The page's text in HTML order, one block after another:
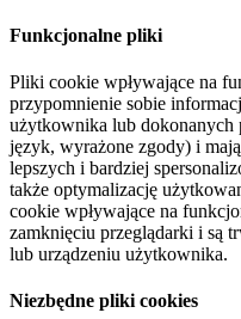
Funkcjonalne pliki
Pliki cookie wpływające na
przypomnienie sobie
użytkownika lub
język, wyrażone zgody) i
lepszych i bardziej
także optymalizację
cookie wpływające na
zamknięciu przeglądarki i są
lub urządzeniu użytkownika.
Niezbędne pliki cookies